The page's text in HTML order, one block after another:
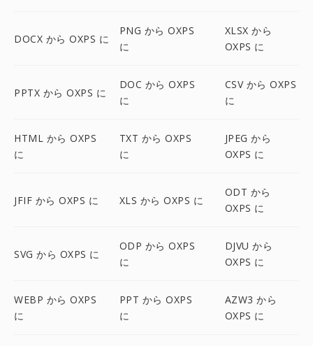
DOCX から OXPS に
PNG から OXPS
に
XLSX から
OXPS に
PPTX から OXPS に
DOC から OXPS
に
CSV から OXPS
に
HTML から OXPS
に
TXT から OXPS
に
JPEG から
OXPS に
JFIF から OXPS に XLS から OXPS に
ODT から
OXPS に
SVG から OXPS に
ODP から OXPS
に
DJVU から
OXPS に
WEBP から OXPS
に
PPT から OXPS
に
AZW3 から
OXPS に